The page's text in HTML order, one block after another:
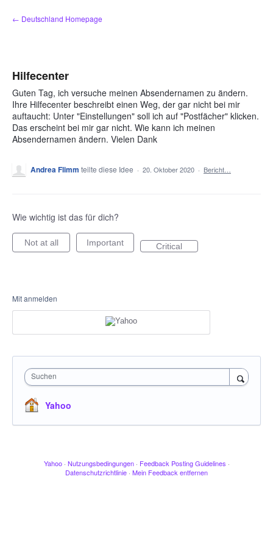
Zum
Inhalt
← Deutschland Homepage
Hilfecenter
Guten Tag, ich versuche meinen Absendernamen zu ändern.
Ihre Hilfecenter beschreibt einen Weg, der gar nicht bei mir
auftaucht: Unter "Einstellungen" soll ich auf "Postfächer" klicken.
Das erscheint bei mir gar nicht. Wie kann ich meinen
Absendernamen ändern. Vielen Dank
Andrea Flimm teilte diese Idee · 20. Oktober 2020 · Bericht…
Wie wichtig ist das für dich?
Not at all Important Critical
Mit anmelden
Suchen
Yahoo
Yahoo · Nutzungsbedingungen · Feedback Posting Guidelines ·
Datenschutzrichtlinie · Mein Feedback entfernen